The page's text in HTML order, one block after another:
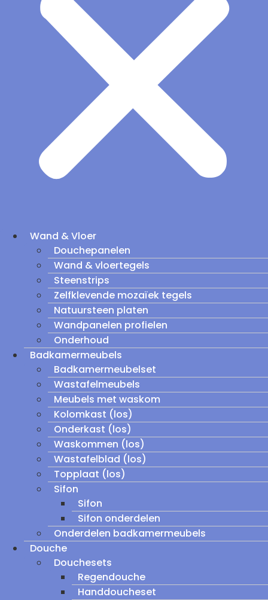
Wand & Vloer
Douchepanelen
Wand & vloertegels
Steenstrips
Zelfklevende mozaïek tegels
Natuursteen platen
Wandpanelen profielen
Onderhoud
Badkamermeubels
Badkamermeubelset
Wastafelmeubels
Meubels met waskom
Kolomkast (los)
Onderkast (los)
Waskommen (los)
Wastafelblad (los)
Topplaat (los)
Sifon
Sifon
Sifon onderdelen
Onderdelen badkamermeubels
Douche
Douchesets
Regendouche
Handdoucheset